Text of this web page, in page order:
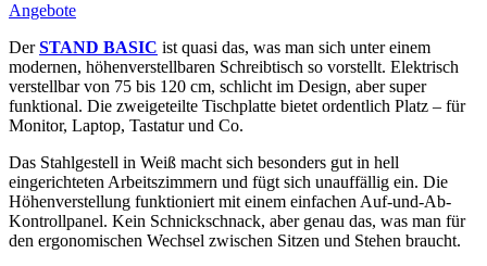
DerSTAND BASIC ist quasi das, was man sich unter einem
modernen, höhenverstellbaren Schreibtisch so vorstellt. Elektrisch
verstellbar von 75 bis 120 cm, schlicht im Design, aber super
funktional. Die zweigeteilte Tischplatte bietet ordentlich Platz – für
Monitor, Laptop, Tastatur und Co.
Das Stahlgestell in Weiß macht sich besonders gut in hell
eingerichteten Arbeitszimmern und fügt sich unauffällig ein. Die
Höhenverstellung funktioniert mit einem einfachen Auf-und-Ab-
Kontrollpanel. Kein Schnickschnack, aber genau das, was man für
den ergonomischen Wechsel zwischen Sitzen und Stehen braucht.